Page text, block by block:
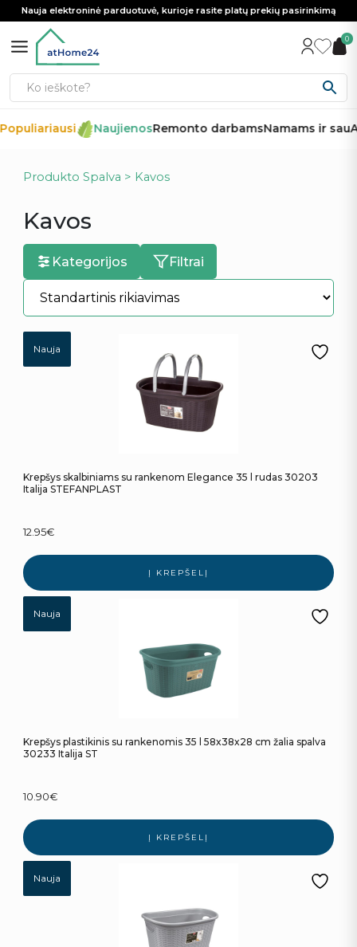
Nauja elektroninė parduotuvė, kurioje rasite platų prekių pasirinkimą
0
NaujienosRemonto darbamsNamams ir sau
Produkto Spalva > Kavos
Kavos
Kategorijos Filtrai
Nauja
Krepšys skalbiniams su rankenom Elegance 35 l rudas 30203
Italija STEFANPLAST
12.95€
Į KREPŠELĮ
Nauja
Krepšys plastikinis su rankenomis 35 l 58x38x28 cm žalia spalva
30233 Italija ST
10.90€
Į KREPŠELĮ
Nauja